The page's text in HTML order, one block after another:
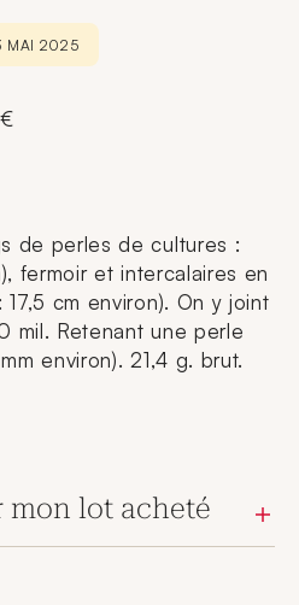
MAI 2025
de perles de cultures :
fermoir et intercalaires en
cm environ). On y joint
mil. Retenant une perle
environ). 21,4 g. brut.
mon lot acheté